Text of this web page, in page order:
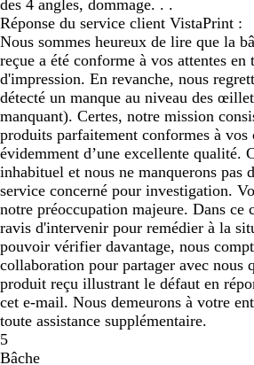
des 4 angles, dommage. . .
Réponse du service client VistaPrint :
Nous sommes heureux de lire que la
reçue a été conforme à vos attentes en
d'impression. En revanche, nous
détecté un manque au niveau des
manquant). Certes, notre mission
produits parfaitement conformes à vos
évidemment d’une excellente qualité.
inhabituel et nous ne manquerons pas
service concerné pour investigation.
notre préoccupation majeure. Dans ce
ravis d'intervenir pour remédier à la
pouvoir vérifier davantage, nous
collaboration pour partager avec nous
produit reçu illustrant le défaut en
cet e-mail. Nous demeurons à votre
toute assistance supplémentaire.
5
Bâche